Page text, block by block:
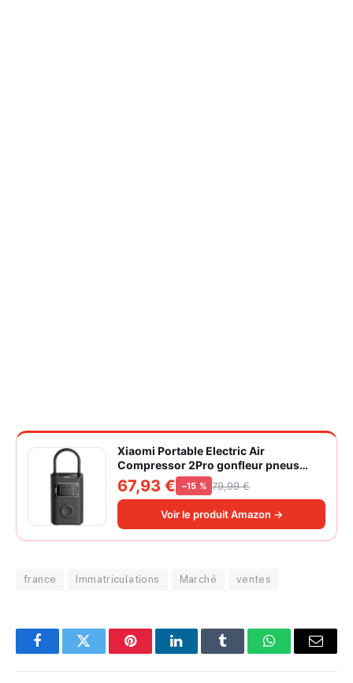
Xiaomi Portable Electric Air
Compressor 2Pro gonfleur pneus
voiture | ±1PSI Contrôle pression
pneus, 45s gonflage rapide, batterie
longue durée, avec éclairage, grand
cylindre à air 27 mm
67,93 € −15 % 79,99 €
Voir le produit Amazon →
france Immatriculations Marché ventes
FacebookTwitter PinterestLinkedInTumblr WhatsAppEmail